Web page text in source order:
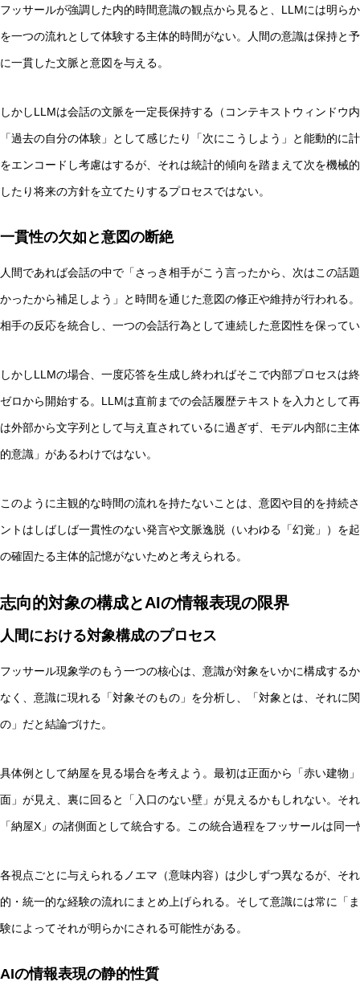
フッサールが強調した内的時間意識の観点から見ると、LLMには明ら
を一つの流れとして体験する主体的時間がない。人間の意識は保持と
に一貫した文脈と意図を与える。
しかしLLMは会話の文脈を一定長保持する（コンテキストウィンドウ
「過去の自分の体験」として感じたり「次にこうしよう」と能動的
をエンコードし考慮はするが、それは統計的傾向を踏まえて次を機械
したり将来の方針を立てたりするプロセスではない。
一貫性の欠如と意図の断絶
人間であれば会話の中で「さっき相手がこう言ったから、次はこの話
かったから補足しよう」と時間を通じた意図の修正や維持が行われる
相手の反応を統合し、一つの会話行為として連続した意図性を保って
しかしLLMの場合、一度応答を生成し終わればそこで内部プロセスは
ゼロから開始する。LLMは直前までの会話履歴テキストを入力として
は外部から文字列として与え直されているに過ぎず、モデル内部に主
的意識」があるわけではない。
このように主観的な時間の流れを持たないことは、意図や目的を持続
ントはしばしば一貫性のない発言や文脈逸脱（いわゆる「幻覚」）を
の確固たる主体的記憶がないためと考えられる。
志向的対象の構成とAIの情報表現の限界
人間における対象構成のプロセス
フッサール現象学のもう一つの核心は、意識が対象をいかに構成する
なく、意識に現れる「対象そのもの」を分析し、「対象とは、それに
の」だと結論づけた。
具体例として納屋を見る場合を考えよう。最初は正面から「赤い建物
面」が見え、裏に回ると「入口のない壁」が見えるかもしれない。そ
「納屋X」の諸側面として統合する。この統合過程をフッサールは同
各視点ごとに与えられるノエマ（意味内容）は少しずつ異なるが、そ
的・統一的な経験の流れにまとめ上げられる。そして意識には常に「
験によってそれが明らかにされる可能性がある。
AIの情報表現の静的性質